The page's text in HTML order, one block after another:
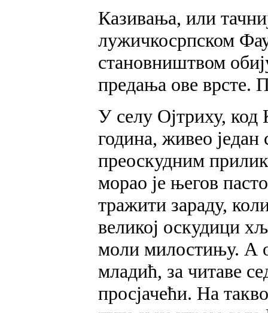
Казивања, или
лужичкосрпском
становништвом
предања ове врсте.
У селу Ојтриху, код
година, живео
преоскудним
морао је његов
тражити зараду,
великој оскудици
моли милостињу. А
младић, за читаве
просјачећи. На